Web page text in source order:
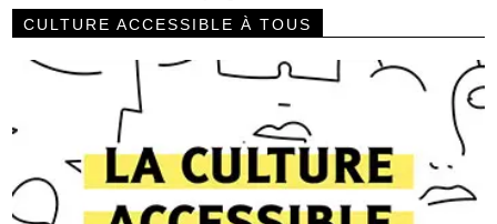
CULTURE ACCESSIBLE À TOUS